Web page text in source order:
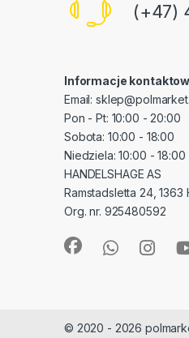
(+47)
Informacje
Email:
Pon - Pt: 10:00 - 20:00
Sobota: 10:00 - 18:00
Niedziela: 10:00 - 18:00
HANDELSHAGE AS
Ramstadsletta 24,
Org. nr. 925480592
© 2020 - 2026